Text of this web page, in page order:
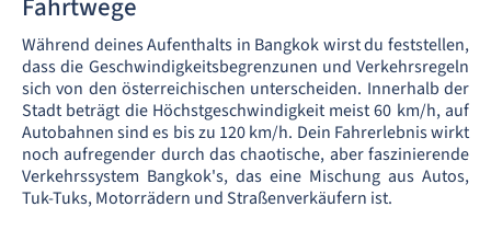
Während deines Aufenthalts in Bangkok wirst du feststellen,
dass die Geschwindigkeitsbegrenzunen und Verkehrsregeln
sich von den österreichischen unterscheiden. Innerhalb der
Stadt beträgt die Höchstgeschwindigkeit meist 60 km/h, auf
Autobahnen sind es bis zu 120 km/h. Dein Fahrerlebnis wirkt
noch aufregender durch das chaotische, aber faszinierende
Verkehrssystem Bangkok's, das eine Mischung aus Autos,
Tuk-Tuks, Motorrädern und Straßenverkäufern ist.